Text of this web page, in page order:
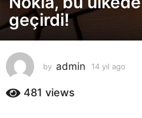
ı
l
a
g
1
geçirdi!
by admin 14 yıl ago
481 views